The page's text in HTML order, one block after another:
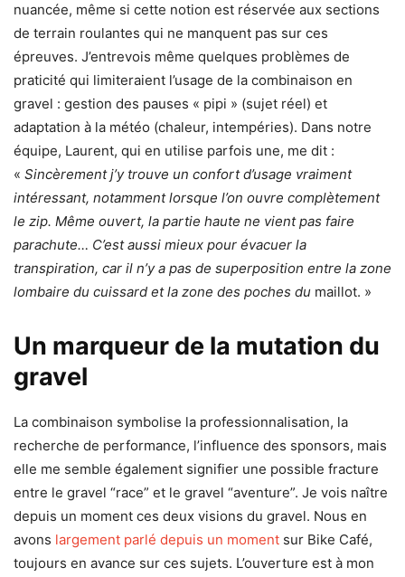
nuancée, même si cette notion est réservée aux sections
de terrain roulantes qui ne manquent pas sur ces
épreuves. J’entrevois même quelques problèmes de
praticité qui limiteraient l’usage de la combinaison en
gravel : gestion des pauses « pipi » (sujet réel) et
adaptation à la météo (chaleur, intempéries). Dans notre
équipe, Laurent, qui en utilise parfois une, me dit :
« Sincèrement j’y trouve un confort d’usage vraiment
intéressant, notamment lorsque l’on ouvre complètement
le zip. Même ouvert, la partie haute ne vient pas faire
parachute… C’est aussi mieux pour évacuer la
transpiration, car il n’y a pas de superposition entre la zone
lombaire du cuissard et la zone des poches du maillot. »
Un marqueur de la mutation du
gravel
La combinaison symbolise la professionnalisation, la
recherche de performance, l’influence des sponsors, mais
elle me semble également signifier une possible fracture
entre le gravel “race” et le gravel “aventure”. Je vois naître
depuis un moment ces deux visions du gravel. Nous en
avons largement parlé depuis un moment sur Bike Café,
toujours en avance sur ces sujets. L’ouverture est à mon